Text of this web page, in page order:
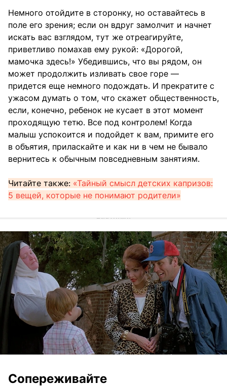
Немного отойдите в сторонку, но оставайтесь в
поле его зрения; если он вдруг замолчит и начнет
искать вас взглядом, тут же отреагируйте,
приветливо помахав ему рукой: «Дорогой,
мамочка здесь!» Убедившись, что вы рядом, он
может продолжить изливать свое горе —
придется еще немного подождать. И прекратите с
ужасом думать о том, что скажет общественность,
если, конечно, ребенок не кусает в этот момент
проходящую тетю. Все под контролем! Когда
малыш успокоится и подойдет к вам, примите его
в объятия, приласкайте и как ни в чем не бывало
вернитесь к обычным повседневным занятиям.
Читайте также: «Тайный смысл детских капризов:
5 вещей, которые не понимают родители»
Сопереживайте